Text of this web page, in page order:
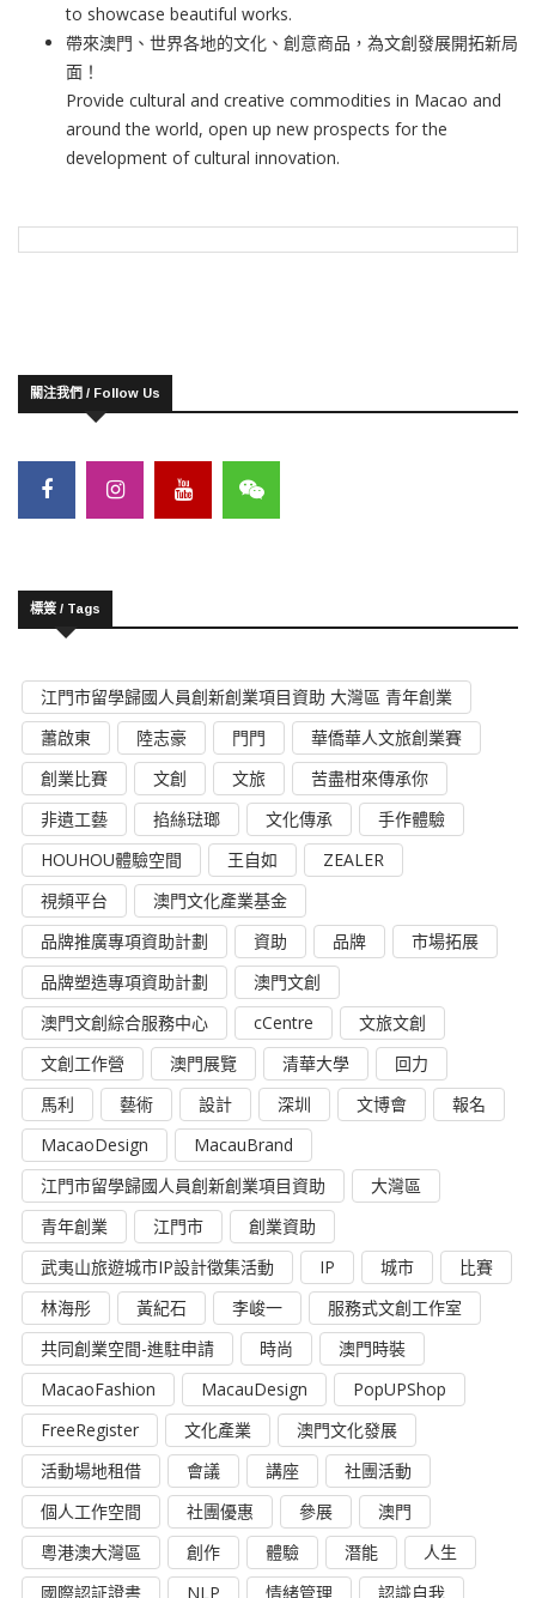
to showcase beautiful works.
帶來澳門、世界各地的文化、創意商品，為文創發展開拓新局
面！
Provide cultural and creative commodities in Macao and
around the world, open up new prospects for the
development of cultural innovation.
關注我們 / Follow Us
標簽 / Tags
江門市留學歸國人員創新創業項目資助 大灣區 青年創業
蕭啟東
陸志豪 門門
華僑華人文旅創業賽
創業比賽
文創 文旅
苦盡柑來傳承你
非遺工藝
掐絲琺瑯 文化傳承
手作體驗
HOUHOU體驗空間
王自如
ZEALER
視頻平台
澳門文化產業基金
品牌推廣專項資助計劃
資助 品牌
市場拓展
品牌塑造專項資助計劃
澳門文創
澳門文創綜合服務中心
cCentre
文旅文創
文創工作營
澳門展覽 清華大學
回力
馬利
藝術 設計 深圳 文博會
報名
MacaoDesign
MacauBrand
江門市留學歸國人員創新創業項目資助
大灣區
青年創業
江門市
創業資助
武夷山旅遊城市IP設計徵集活動
IP 城市
比賽
林海彤
黃紀石 李峻一
服務式文創工作室
共同創業空間-進駐申請
時尚
澳門時裝
MacaoFashion
MacauDesign
PopUPShop
FreeRegister
文化產業
澳門文化發展
活動場地租借
會議 講座
社團活動
個人工作空間
社團優惠 參展
澳門
粵港澳大灣區
創作 體驗 潛能
人生
國際認証證書
NLP 情緒管理 認識自我